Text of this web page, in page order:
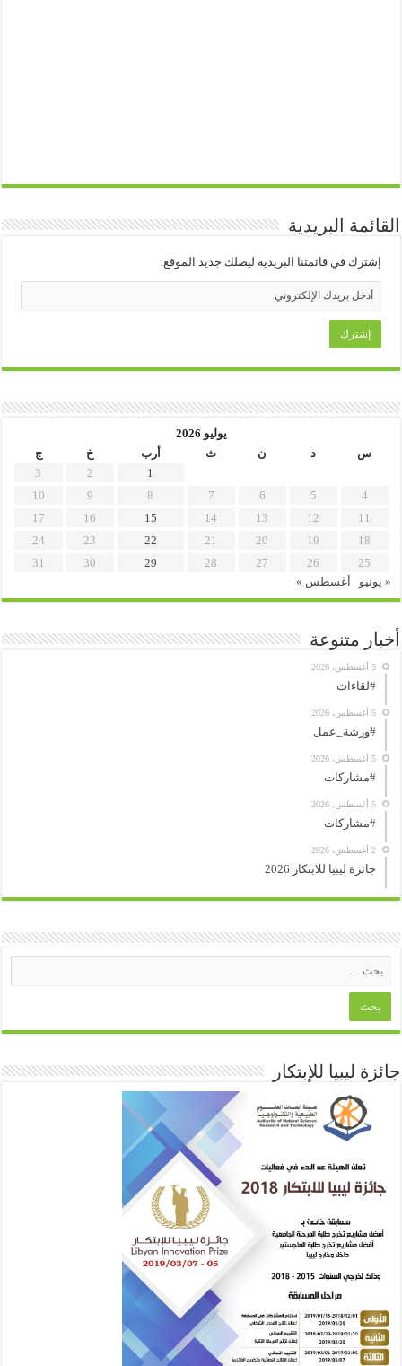
القائمة البريدية
إشترك في قائمتنا البريدية ليصلك جديد الموقع.
يوليو 2026
س
د ن ث أرب خ
ج
1
2
3
4
5
6
7
8
9
10
11
12
13
14
15
16
17
18
19
20
21
22
23
24
25
26
27
28
29
30
31
« يونيو
أغسطس »
أخبار متنوعة
5 أغسطس، 2026
#لقاءات
5 أغسطس، 2026
#ورشة_عمل
5 أغسطس، 2026
#مشاركات
5 أغسطس، 2026
#مشاركات
2 أغسطس، 2026
جائزة ليبيا للابتكار 2026
جائزة ليبيا للإبتكار